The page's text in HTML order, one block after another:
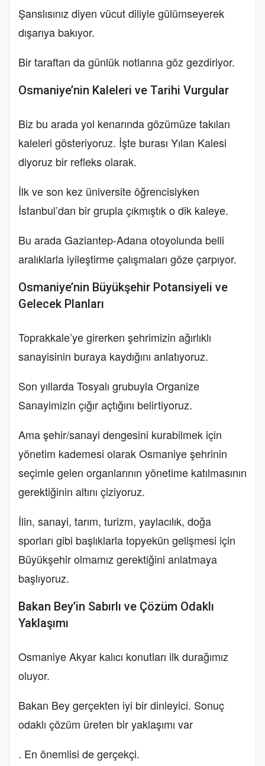
Şanslısınız diyen vücut diliyle gülümseyerek
dışarıya bakıyor.
Bir taraftan da günlük notlarına göz gezdiriyor.
Osmaniye’nin Kaleleri ve Tarihi Vurgular
Biz bu arada yol kenarında gözümüze takılan
kaleleri gösteriyoruz. İşte burası Yılan Kalesi
diyoruz bir refleks olarak.
İlk ve son kez üniversite öğrencisiyken
İstanbul’dan bir grupla çıkmıştık o dik kaleye.
Bu arada Gaziantep-Adana otoyolunda belli
aralıklarla iyileştirme çalışmaları göze çarpıyor.
Osmaniye’nin Büyükşehir Potansiyeli ve
Gelecek Planları
Toprakkale’ye girerken şehrimizin ağırlıklı
sanayisinin buraya kaydığını anlatıyoruz.
Son yıllarda Tosyalı grubuyla Organize
Sanayimizin çığır açtığını belirtiyoruz.
Ama şehir/sanayi dengesini kurabilmek için
yönetim kademesi olarak Osmaniye şehrinin
seçimle gelen organlarının yönetime katılmasının
gerektiğinin altını çiziyoruz.
İlin, sanayi, tarım, turizm, yaylacılık, doğa
sporları gibi başlıklarla topyekûn gelişmesi için
Büyükşehir olmamız gerektiğini anlatmaya
başlıyoruz.
Bakan Bey’in Sabırlı ve Çözüm Odaklı
Yaklaşımı
Osmaniye Akyar kalıcı konutları ilk durağımız
oluyor.
Bakan Bey gerçekten iyi bir dinleyici. Sonuç
odaklı çözüm üreten bir yaklaşımı var
. En önemlisi de gerçekçi.